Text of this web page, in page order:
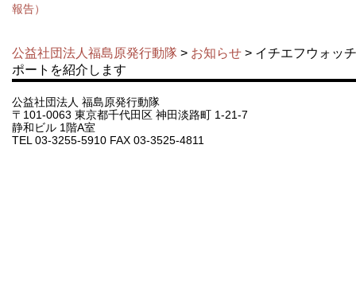
報告）
公益社団法人福島原発行動隊 > お知らせ > イチエフウォッ
ポートを紹介します
公益社団法人 福島原発行動隊
〒101-0063 東京都千代田区 神田淡路町 1-21-7
静和ビル 1階A室
TEL 03-3255-5910 FAX 03-3525-4811